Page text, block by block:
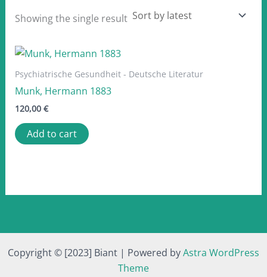
Showing the single result
Psychiatrische Gesundheit - Deutsche Literatur
Munk, Hermann 1883
120,00 €
Add to cart
Copyright © [2023] Biant | Powered byAstra WordPress
Theme